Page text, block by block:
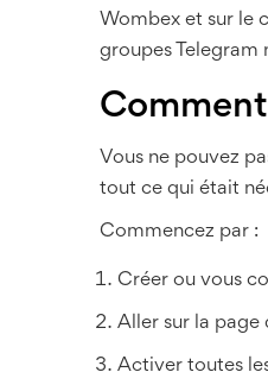
Wombex et sur le
groupes Telegram
Vous ne pouvez
tout ce qui était
Commencez par :
Créer ou vous
Aller sur la page
Activer toutes